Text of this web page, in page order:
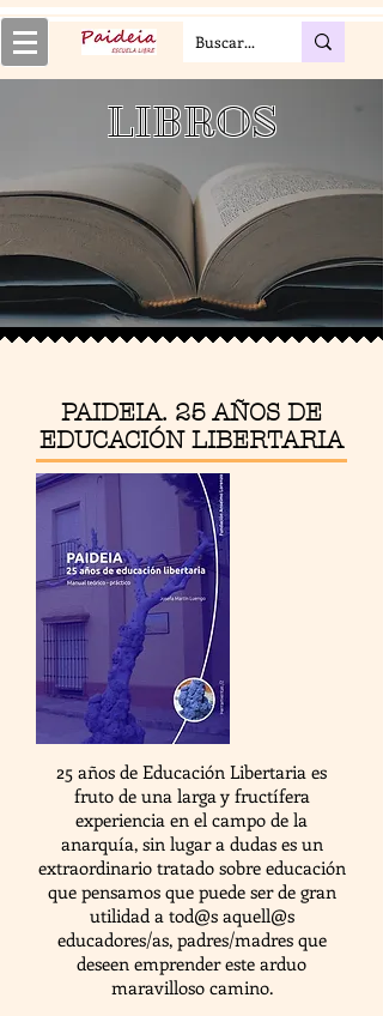
LIBROS
PAIDEIA. 25 AÑOS DE
EDUCACIÓN LIBERTARIA
25 años de Educación Libertaria es
fruto de una larga y fructífera
experiencia en el campo de la
anarquía, sin lugar a dudas es un
extraordinario tratado sobre educación
que pensamos que puede ser de gran
utilidad a tod@s aquell@s
educadores/as, padres/madres que
deseen emprender este arduo
maravilloso camino.